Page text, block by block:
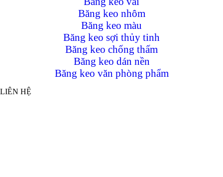
Băng keo nhôm
Băng keo màu
Băng keo sợi thủy tinh
Băng keo chống thấm
Băng keo dán nền
Băng keo văn phòng phẩm
LIÊN HỆ